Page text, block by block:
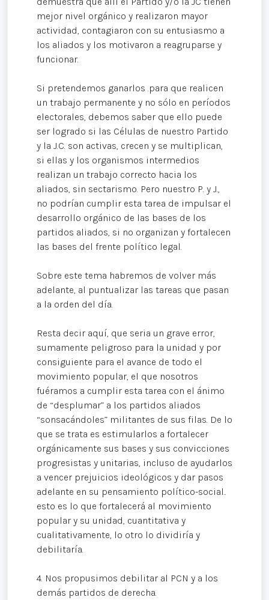
mejor nivel orgánico y realizaron mayor
actividad, contagiaron con su entusiasmo a
los aliados y los motivaron a reagruparse y
funcionar.
Si pretendemos ganarlos .para que realicen
un trabajo permanente y no sólo en períodos
electorales, debemos saber que ello puede
ser logrado si las Células de nuestro Partido
y la J.C. son activas, crecen y se multiplican,
si ellas y los organismos intermedios
realizan un trabajo correcto hacia los
aliados, sin sectarismo. Pero nuestro P. y J.,
no podrían cumplir esta tarea de impulsar el
desarrollo orgánico de las bases de los
partidos aliados, si no organizan y fortalecen
las bases del frente político legal.
Sobre este tema habremos de volver más
adelante, al puntualizar las tareas que pasan
a la orden del día.
Resta decir aquí, que seria un grave error,
sumamente peligroso para la unidad y por
consiguiente para el avance de todo el
movimiento popular, el que nosotros
fuéramos a cumplir esta tarea con el ánimo
de “desplumar” a los partidos aliados
“sonsacándoles” militantes de sus filas. De lo
que se trata es estimularlos a fortalecer
orgánicamente sus bases y sus convicciones
progresistas y unitarias, incluso de ayudarlos
a vencer prejuicios ideológicos y dar pasos
adelante en su pensamiento político-social..
esto es lo que fortalecerá al movimiento
popular y su unidad, cuantitativa y
cualitativamente, lo otro lo dividiría y
debilitaría.
4. Nos propusimos debilitar al PCN y a los
demás partidos de derecha.